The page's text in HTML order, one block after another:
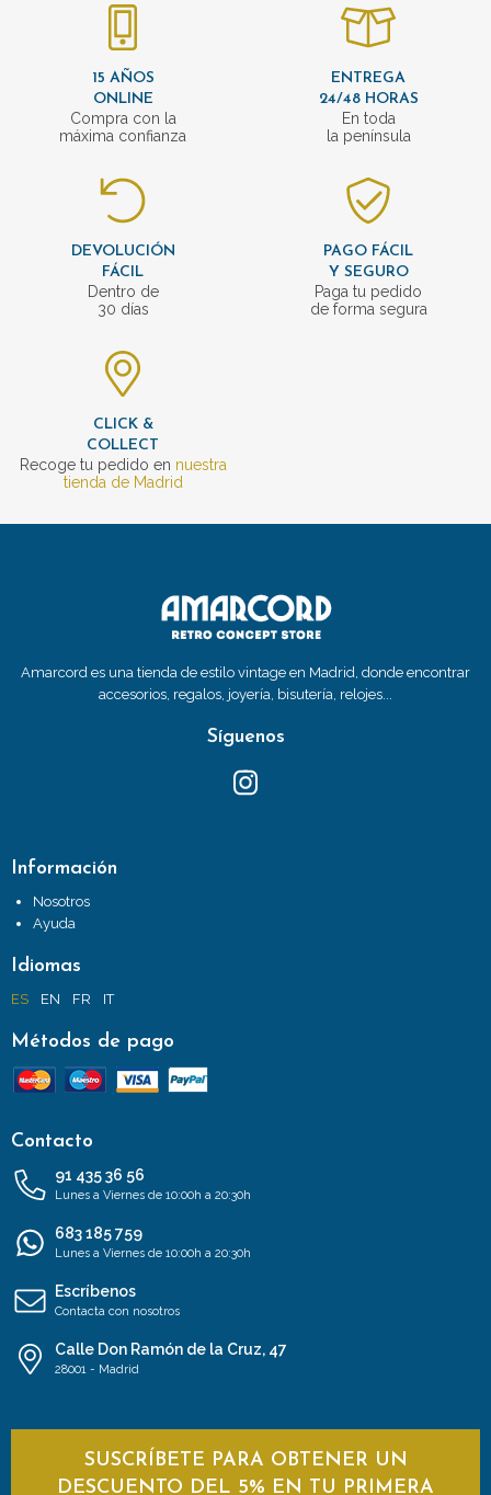
15 AÑOS
ONLINE
Compra con la
máxima confianza
ENTREGA
24/48 HORAS
En toda
la península
DEVOLUCIÓN
FÁCIL
Dentro de
30 días
PAGO FÁCIL
Y SEGURO
Paga tu pedido
de forma segura
CLICK &
COLLECT
Recoge tu pedido en nuestra
tienda de Madrid
Amarcord es una tienda de estilo vintage en Madrid, donde encontrar
accesorios, regalos, joyería, bisutería, relojes...
Síguenos
Información
Nosotros
Ayuda
Idiomas
ES EN FR IT
Métodos de pago
Contacto
91 435 36 56
Lunes a Viernes de 10:00h a 20:30h
683 185 759
Lunes a Viernes de 10:00h a 20:30h
Escríbenos
Contacta con nosotros
Calle Don Ramón de la Cruz, 47
28001 - Madrid
SUSCRÍBETE PARA OBTENER UN
DESCUENTO DEL 5% EN TU PRIMERA